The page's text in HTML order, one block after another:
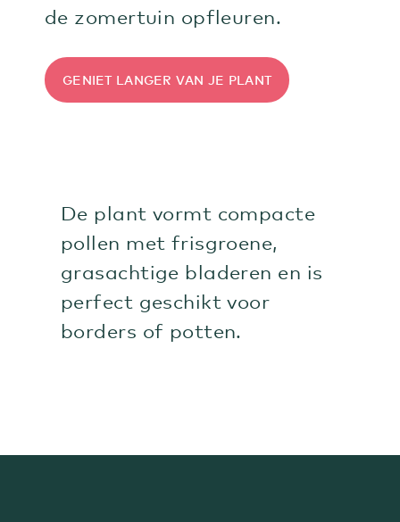
de zomertuin opfleuren.
GENIET LANGER VAN JE PLANT
De plant vormt compacte
pollen met frisgroene,
grasachtige bladeren en is
perfect geschikt voor
borders of potten.